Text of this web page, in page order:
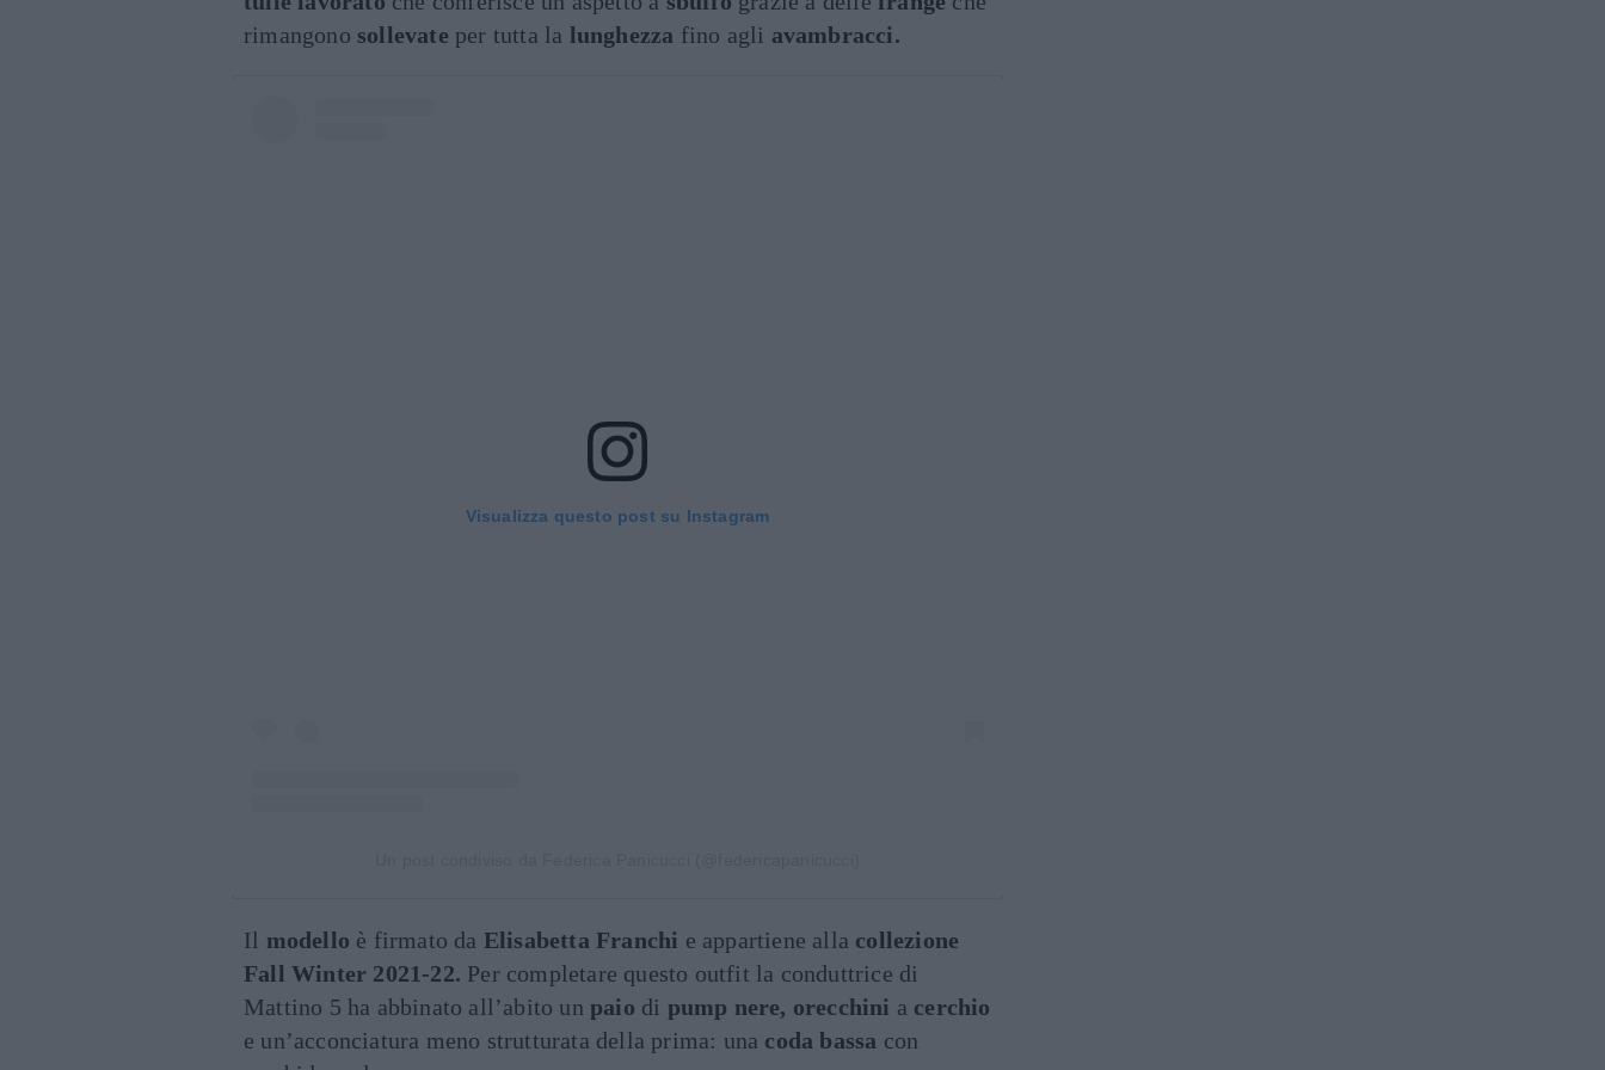
rimangono sollevate per tutta la lunghezza fino agli avambracci.
Visualizza questo post su Instagram
Il modello è firmato da Elisabetta Franchi e appartiene alla collezione
Fall Winter 2021-22. Per completare questo outfit la conduttrice di
Mattino 5 ha abbinato all’abito un paio di pump nere, orecchini a cerchio
e un’acconciatura meno strutturata della prima: una coda bassa con